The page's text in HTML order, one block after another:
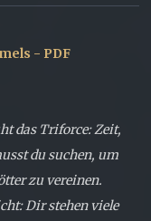
- PDF
das Triforce: Zeit,
du suchen, um
zu vereinen.
Dir stehen viele